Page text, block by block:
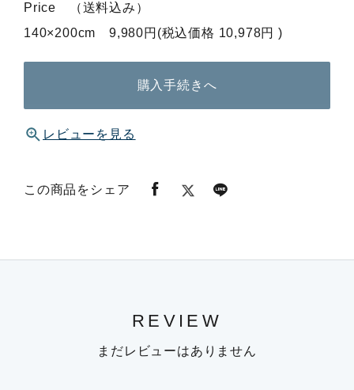
Price （送料込み）
140×200cm 9,980円(税込価格 10,978円 )
購入手続きへ
レビューを見る
この商品をシェア
REVIEW
まだレビューはありません